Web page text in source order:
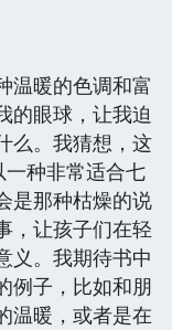
温暖的色调和富
的眼球，让我迫
么。我猜想，这
一种非常适合七
是那种枯燥的说
，让孩子们在轻
义。我期待书中
例子，比如和朋
温暖，或者是在